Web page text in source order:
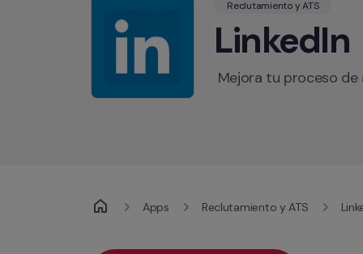
Reclutamiento y ATS
LinkedIn
Mejora tu proceso de
Apps Reclutamiento y ATS